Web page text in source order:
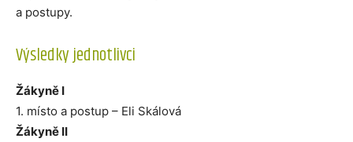
a postupy.
Výsledky jednotlivci
Žákyně I
1. místo a postup – Eli Skálová
Žákyně II